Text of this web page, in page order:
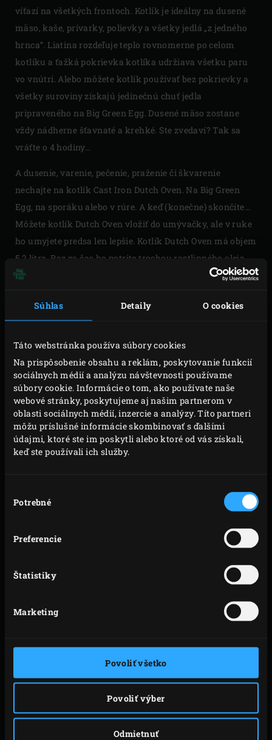
Súhlas Detaily O cookies
Táto webstránka používa súbory cookies
Na prispôsobenie obsahu a reklám, poskytovanie funkcií
sociálnych médií a analýzu návštevnosti používame
súbory cookie. Informácie o tom, ako používate naše
webové stránky, poskytujeme aj našim partnerom v
oblasti sociálnych médií, inzercie a analýzy. Títo partneri
môžu príslušné informácie skombinovať s ďalšími
údajmi, ktoré ste im poskytli alebo ktoré od vás získali,
keď ste používali ich služby.
súhlasu
Potrebné
Preferencie
Štatistiky
Marketing
Povoliť všetko
Povoliť výber
Odmietnuť
víťazí na všetkých frontoch. Kotlík je ideálny na dusené
mäso, kaše, prívarky, polievky a všetky jedlá „z jedného
hrnca“. Liatina rozdeľuje teplo rovnomerne po celom
kotlíku a ťažká pokrievka kotlíka udržiava všetku paru
vo vnútri. Alebo môžete kotlík používať bez pokrievky a
všetky suroviny získajú jedinečnú chuť jedla
pripraveného na Big Green Egg. Dusené mäso zostane
vždy nádherne šťavnaté a krehké. Ste zvedaví? Tak sa
vráťte o 4 hodiny…
A dusenie, varenie, pečenie, praženie či škvarenie
nechajte na kotlík Cast Iron Dutch Oven. Na Big Green
Egg, na sporáku alebo v rúre. A keď (konečne) skončíte…
Môžete kotlík Dutch Oven vložiť do umývačky, ale v ruke
ho umyjete predsa len lepšie. Kotlík Dutch Oven má objem
5,2 litra. Raz za čas ho potrite trochou rastlinného oleja,
čím ho udržíte v perfektnom stave.
Pleaseaccept marketing-cookiesto watch this video
POUŽITIE LIATINY
príslušenstva? Ako by ste sa mali o liatinu správne
starať? Nasledovné video zodpovie všetky vaše otázky.
PEČENÝ ZELENOM
V LIATINOVOM
HOVÄDZÍ GULÁŠ S